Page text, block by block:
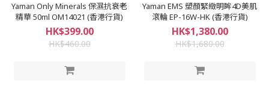
Yaman Only Minerals 保濕抗衰老
精華 50ml OM14021 (香港行貨)
HK$399.00
HK$460.00
Yaman EMS 塑顏緊緻明眸4D美肌
滾輪 EP-16W-HK (香港行貨)
HK$1,380.00
HK$1,680.00